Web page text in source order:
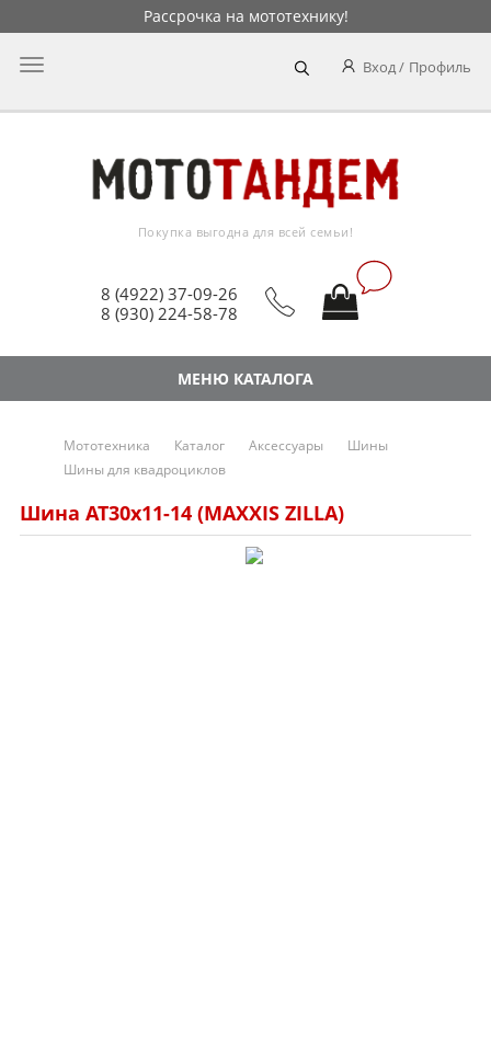
Рассрочка на мототехнику!
Вход Профиль
Главное
8 (4922) 37-09-26
8 (930) 224-58-78
Покупка выгодна для всей семьи!
МЕНЮ КАТАЛОГА
Мототехника Каталог Аксессуары
Шины
Шины для квадроциклов
Шина AT30x11-14 (MAXXIS ZILLA)